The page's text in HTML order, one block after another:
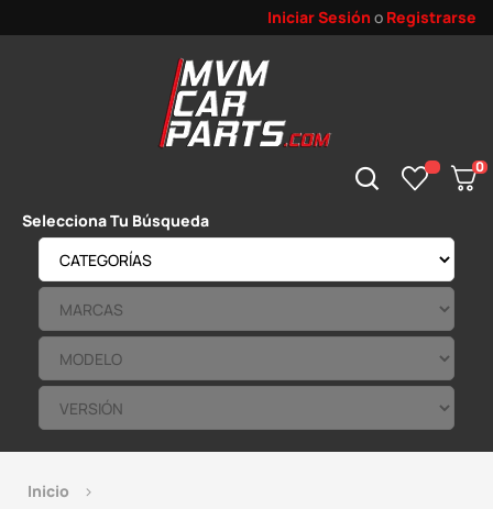
Iniciar Sesión o Registrarse
0
Selecciona Tu Búsqueda
Inicio